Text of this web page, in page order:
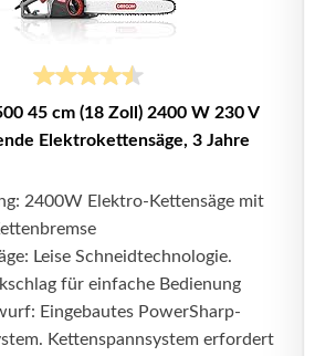
45 cm (18 Zoll) 2400 W 230 V
Elektrokettensäge, 3 Jahre
2400W Elektro-Kettensäge mit
Leise Schneidtechnologie.
für einfache Bedienung
Eingebautes PowerSharp-
Kettenspannsystem erfordert